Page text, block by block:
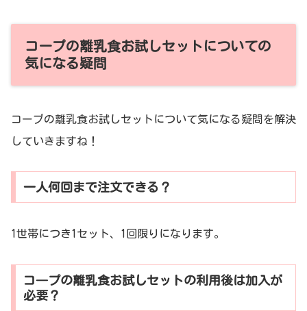
コープの離乳食お試しセットについての
気になる疑問
コープの離乳食お試しセットについて気になる疑問を解決
していきますね！
一人何回まで注文できる？
1世帯につき1セット、1回限りになります。
コ―プの離乳食お試しセットの利用後は加入が
必要？